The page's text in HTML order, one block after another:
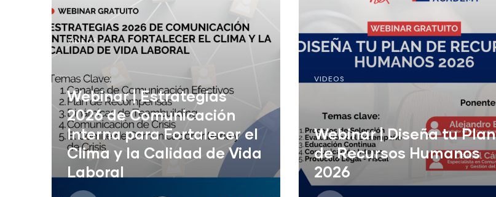
VIDEOS
Webinar | Estrategias
2026 de Comunicación
Interna para Fortalecer el
Clima y la Calidad de Vida
Laboral
VIDEOS
Webinar | Diseña tu Plan
de Recursos Humanos
2026